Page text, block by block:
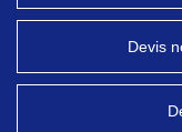
Devis